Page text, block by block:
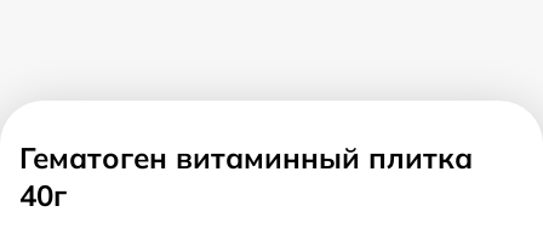
Гематоген витаминный плитка
40г